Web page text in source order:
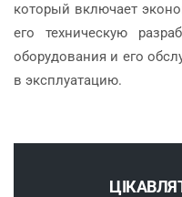
который включает
его техническую
оборудования и его
в эксплуатацию.